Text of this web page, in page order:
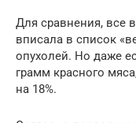
Для сравнения, все
вписала в список
опухолей. Но даже
грамм красного
на 18%.